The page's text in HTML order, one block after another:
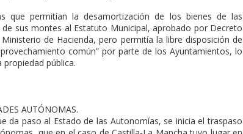
que permitían la desamortización de los bienes de las
sus montes al Estatuto Municipal, aprobado por Decreto
de Hacienda, pero permitía la libre disposición de
común” por parte de los Ayuntamientos, lo
pública.
AUTÓNOMAS.
da paso al Estado de las Autonomías, se inicia el traspaso